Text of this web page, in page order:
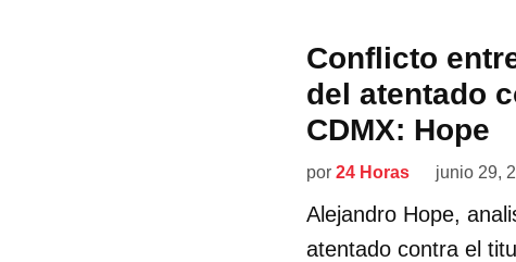
Conflicto
del atentado
CDMX: Hope
por 24 Horas junio 29,
Alejandro Hope,
atentado contra el